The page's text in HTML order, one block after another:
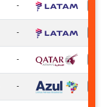
-
-
-
-